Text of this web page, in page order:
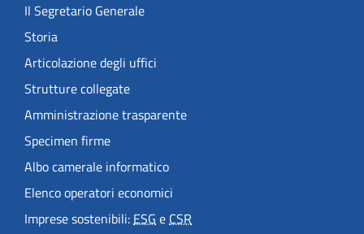
Il Segretario Generale
Storia
Articolazione degli uffici
Strutture collegate
Amministrazione trasparente
Specimen firme
Albo camerale informatico
Elenco operatori economici
Imprese sostenibili:ESGeCSR